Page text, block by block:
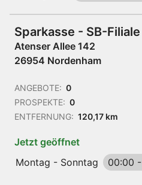
Sparkasse - SB-Filiale
Atenser Allee 142
26954 Nordenham
ANGEBOTE: 0
PROSPEKTE: 0
ENTFERNUNG: 120,17 km
Jetzt geöffnet
Montag - Sonntag
00:00 -